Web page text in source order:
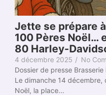
Jette se prépare
100 Pères Noël…
80 Harley-
4 décembre 2025 / No
Dossier de presse
Le dimanche 14
Noël, la place...